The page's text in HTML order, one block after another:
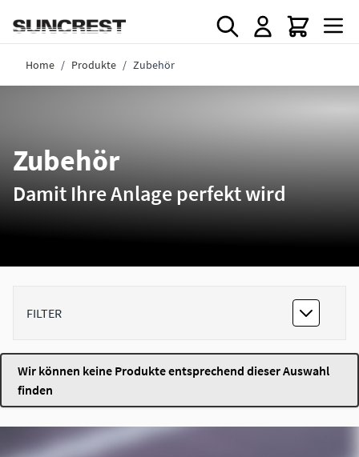
Home / Produkte / Zubehör
Zubehör
Damit Ihre Anlage perfekt wird
FILTER
Wir können keine Produkte entsprechend dieser Auswahl
finden